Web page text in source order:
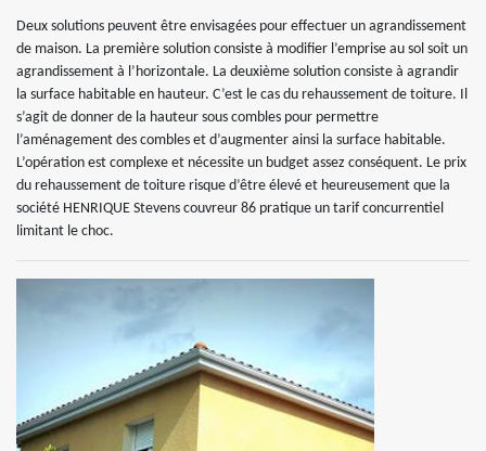
Deux solutions peuvent être envisagées pour effectuer un agrandissement
de maison. La première solution consiste à modifier l’emprise au sol soit un
agrandissement à l’horizontale. La deuxième solution consiste à agrandir
la surface habitable en hauteur. C’est le cas du rehaussement de toiture. Il
s’agit de donner de la hauteur sous combles pour permettre
l’aménagement des combles et d’augmenter ainsi la surface habitable.
L’opération est complexe et nécessite un budget assez conséquent. Le prix
du rehaussement de toiture risque d’être élevé et heureusement que la
société HENRIQUE Stevens couvreur 86 pratique un tarif concurrentiel
limitant le choc.